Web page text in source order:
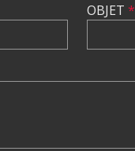
OBJET *